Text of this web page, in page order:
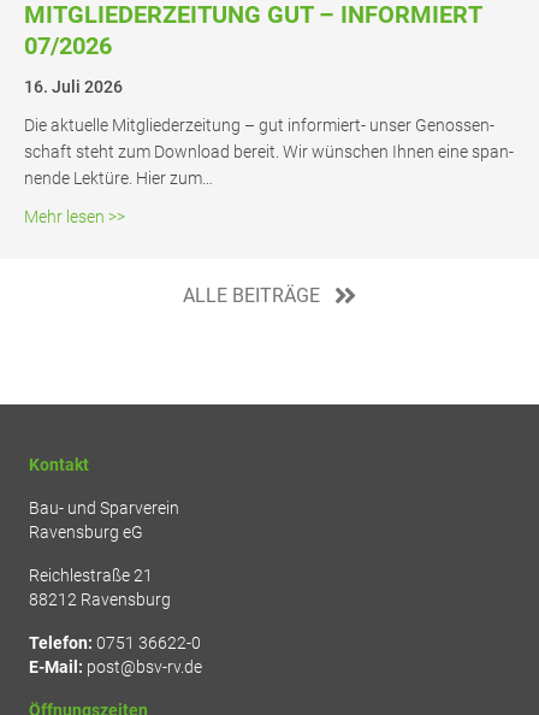
MIT­GLIE­DER­ZEI­TUNG GUT – INFOR­MIERT
07/2026
16. Juli 2026
Die aktu­el­le Mit­glie­der­zei­tung – gut infor­­miert- unser Genos­sen­
schaft steht zum Down­load bereit. Wir wün­schen Ihnen eine span­
nen­de Lek­tü­re. Hier zum…
Mehr lesen >>about Mit­glie­der­zei­tung gut – infor­miert 07/2026
ALLE BEITRÄGE
Kontakt
Bau- und Sparverein
Ravensburg eG
Reichlestraße 21
88212 Ravensburg
Telefon: 0751 36622-0
E-Mail: post@bsv-rv.de
Öffnungszeiten